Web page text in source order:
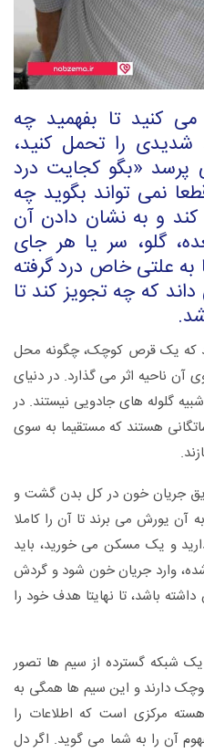
کنید تا بفهمید چه
را تحمل کنید،
پرسد «بگو کجایت درد
نمی تواند بگوید چه
و به نشان دادن آن
گلو، سر یا هر جای
به علتی خاص درد گرفته
که چه تجویز کند تا
که یک قرص کوچک، چگونه محل
آن ناحیه اثر می گذارد. در دنیای
گلوله های جادویی نیستند. در
هستند که مستقیما به سوی
جریان خون در کل بدن گشت و
آن یورش می برند تا آن را کاملا
دارید و یک مسکن می خورید، باید
وارد جریان خون شود و گردش
باشد، تا نهایتا هدف خود را
شبکه گسترده از سیم ها تصور
دارند و این سیم ها همگی به
مرکزی است که اطلاعات را
آن را به شما می گوید. اگر دل